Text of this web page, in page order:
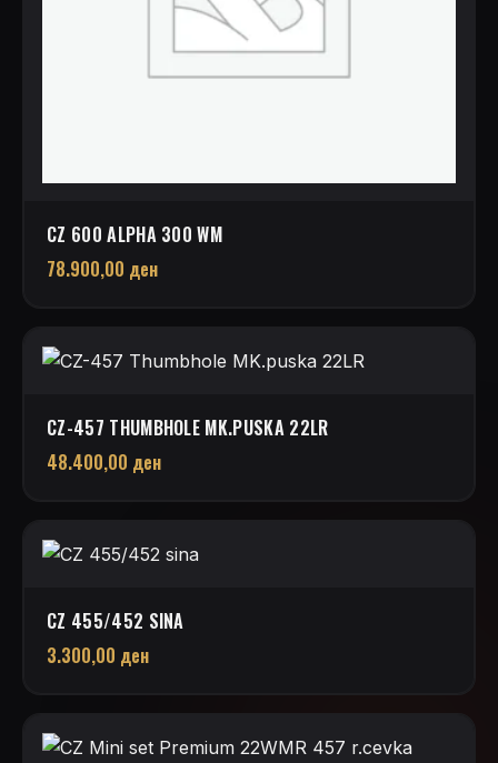
CZ 600 ALPHA 300 WM
78.900,00 ден
CZ-457 THUMBHOLE MK.PUSKA 22LR
48.400,00 ден
CZ 455/452 SINA
3.300,00 ден